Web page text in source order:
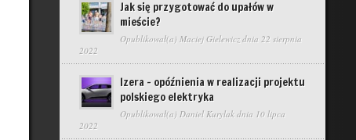
Jak się przygotować do upałów w
mieście?
Opublikował(a) Maciej Gielewiczdnia 22 sierpnia
2022
Izera – opóźnienia w realizacji projektu
polskiego elektryka
Opublikował(a) Daniel Kurylakdnia 10 lipca
2022